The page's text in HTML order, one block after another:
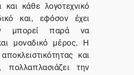
κάθε λογοτεχνικό
και, εφόσον έχει
μπορεί παρά να
μοναδικό μέρος. Η
και
πολλαπλασιάζει την